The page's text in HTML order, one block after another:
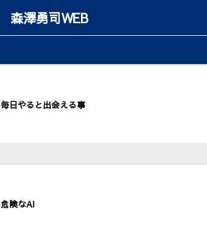
森澤勇司WEB
毎日やると出会える事
危険なAI